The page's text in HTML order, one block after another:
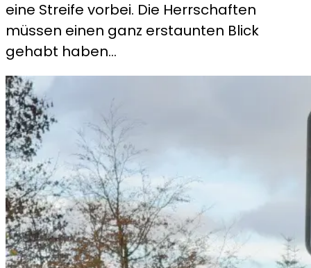
eine Streife vorbei. Die Herrschaften
müssen einen ganz erstaunten Blick
gehabt haben…